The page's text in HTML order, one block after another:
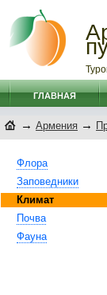
ГЛАВНАЯ
→ Армения →
Флора
Заповедники
Климат
Почва
Фауна